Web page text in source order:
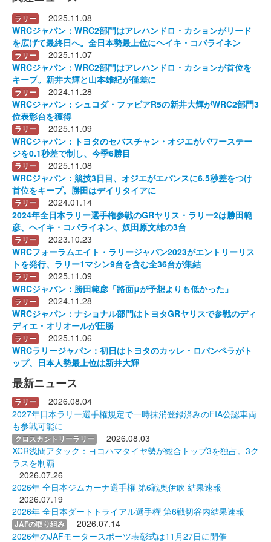
ラリー
2025.11.08
WRCジャパン：WRC2部門はアレハンドロ・カションがリード
を広げて最終日へ。全日本勢最上位にヘイキ・コバライネン
ラリー
2025.11.07
WRCジャパン：WRC2部門はアレハンドロ・カションが首位を
キープ。新井大輝と山本雄紀が僅差に
ラリー
2024.11.28
WRCジャパン：シュコダ・ファビアR5の新井大輝がWRC2部門3
位表彰台を獲得
ラリー
2025.11.09
WRCジャパン：トヨタのセバスチャン・オジエがパワーステー
ジを0.1秒差で制し、今季6勝目
ラリー
2025.11.08
WRCジャパン：競技3日目、オジエがエバンスに6.5秒差をつけ
首位をキープ。勝田はデイリタイアに
ラリー
2024.01.14
2024年全日本ラリー選手権参戦のGRヤリス・ラリー2は勝田範
彦、ヘイキ・コバライネン、奴田原文雄の3台
ラリー
2023.10.23
WRCフォーラムエイト・ラリージャパン2023がエントリーリス
トを発行、ラリー1マシン9台を含む全36台が集結
ラリー
2025.11.09
WRCジャパン：勝田範彦「路面μが予想よりも低かった」
ラリー
2024.11.28
WRCジャパン：ナショナル部門はトヨタGRヤリスで参戦のディ
ディエ・オリオールが圧勝
ラリー
2025.11.06
WRCラリージャパン：初日はトヨタのカッレ・ロバンペラがト
ップ、日本人勢最上位は新井大輝
最新ニュース
ラリー
2026.08.04
2027年日本ラリー選手権規定で一時抹消登録済みのFIA公認車両
も参戦可能に
クロスカントリーラリー
2026.08.03
XCR浅間アタック：ヨコハマタイヤ勢が総合トップ3を独占。3ク
ラスを制覇
2026.07.26
2026年 全日本ジムカーナ選手権 第6戦奥伊吹 結果速報
2026.07.19
2026年 全日本ダートトライアル選手権 第6戦切谷内結果速報
JAFの取り組み
2026.07.14
2026年のJAFモータースポーツ表彰式は11月27日に開催